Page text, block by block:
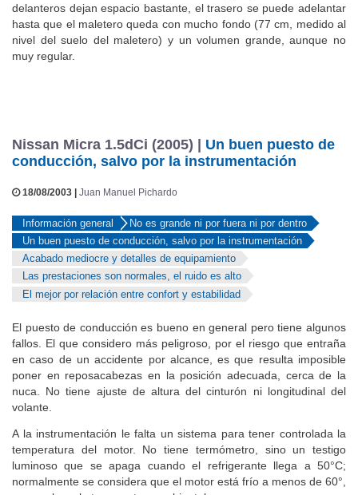
delanteros dejan espacio bastante, el trasero se puede adelantar
hasta que el maletero queda con mucho fondo (77 cm, medido al
nivel del suelo del maletero) y un volumen grande, aunque no
muy regular.
Nissan Micra 1.5dCi (2005) | Un buen puesto de
conducción, salvo por la instrumentación
18/08/2003 | Juan Manuel Pichardo
Información general
No es grande ni por fuera ni por dentro
Un buen puesto de conducción, salvo por la instrumentación
Acabado mediocre y detalles de equipamiento
Las prestaciones son normales, el ruido es alto
El mejor por relación entre confort y estabilidad
El puesto de conducción es bueno en general pero tiene algunos
fallos. El que considero más peligroso, por el riesgo que entraña
en caso de un accidente por alcance, es que resulta imposible
poner en reposacabezas en la posición adecuada, cerca de la
nuca. No tiene ajuste de altura del cinturón ni longitudinal del
volante.
A la instrumentación le falta un sistema para tener controlada la
temperatura del motor. No tiene termómetro, sino un testigo
luminoso que se apaga cuando el refrigerante llega a 50°C;
normalmente se considera que el motor está frío a menos de 60°,